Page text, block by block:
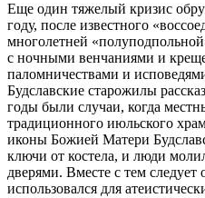
Еще один тяжелый кризис
году, после известного
многолетней
с ночными венчаниями и
паломничествами и
Будславские старожилы
годы были случаи, когда
традиционного июльского
иконы Божией Матери
ключи от костела, и люди
дверями. Вместе с тем следует
использовался для